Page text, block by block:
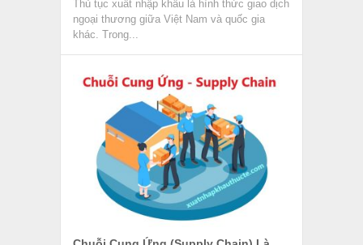
CTH Là Gì? Tìm Hiểu Các Thuật Ngữ
Tiêu Chí Xuất Xứ Trên C/O
Chứng từ khó nhất, rườm rà nhưng quan
trọng nhất trong bộ hồ sơ xin C/O là bảng giải
trình...